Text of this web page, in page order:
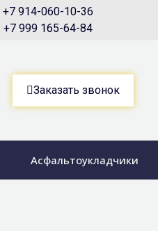
+7 914-060-10-36
+7 999 165-64-84
Заказать звонок
Асфальтоукладчики